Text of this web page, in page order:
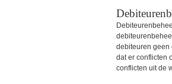
debiteuren geen
dat er conflicten
conflicten uit de